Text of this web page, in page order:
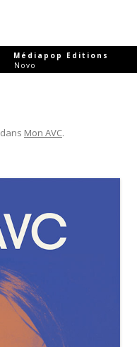
Médiapop Editions
Novo
dans Mon AVC.